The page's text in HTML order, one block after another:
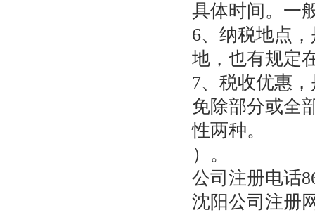
具体时间。一
6、纳税地点
地，也有规定
7、税收优惠
免除部分或全
性两种。
）。
公司注册电话
沈阳公司注册